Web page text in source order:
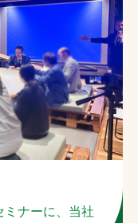
ミナーに、当社